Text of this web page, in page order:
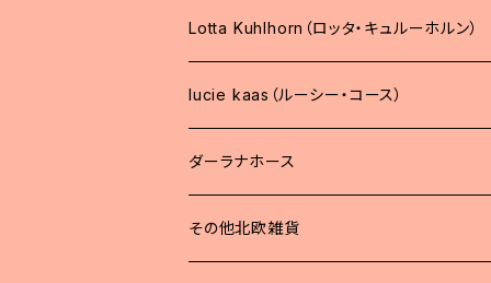
Lotta Kuhlhorn（ロッタ・キュルーホルン）
lucie kaas（ルーシー・コース）
ダーラナホース
その他北欧雑貨